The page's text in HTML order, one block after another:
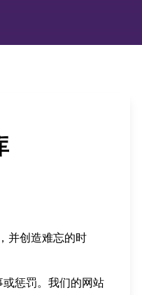
并创造难忘的时
惩罚。我们的网站